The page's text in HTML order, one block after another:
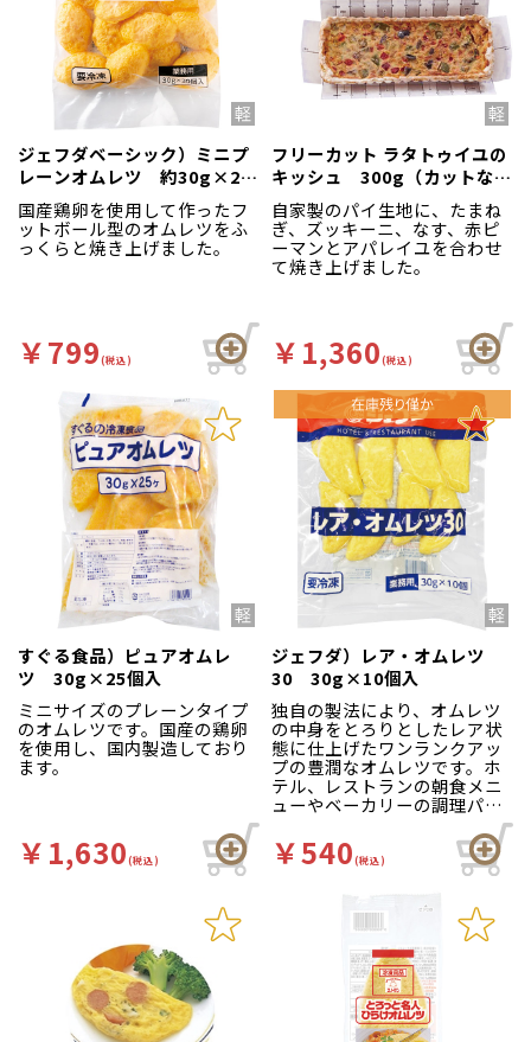
ジェフダベーシック）ミニプ
レーンオムレツ 約30g×20
枚入
国産鶏卵を使用して作ったフ
ットボール型のオムレツをふ
っくらと焼き上げました。
￥799(税込)
フリーカット ラタトゥイユの
キッシュ 300g（カットな
し）
自家製のパイ生地に、たまね
ぎ、ズッキーニ、なす、赤ピ
ーマンとアパレイユを合わせ
て焼き上げました。
￥1,360(税込)
すぐる食品）ピュアオムレ
ツ 30g×25個入
ミニサイズのプレーンタイプ
のオムレツです。国産の鶏卵
を使用し、国内製造しており
ます。
￥1,630(税込)
ジェフダ）レア・オムレツ
30 30g×10個入
独自の製法により、オムレツ
の中身をとろりとしたレア状
態に仕上げたワンランクアッ
プの豊潤なオムレツです。ホ
テル、レストランの朝食メニ
ューやベーカリーの調理パン
￥540(税込)